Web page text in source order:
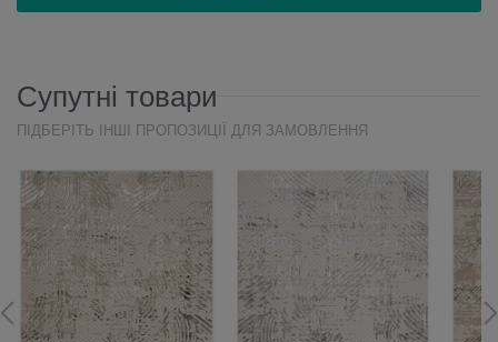
Супутні товари
ПІДБЕРІТЬ ІНШІ ПРОПОЗИЦІЇ ДЛЯ ЗАМОВЛЕННЯ